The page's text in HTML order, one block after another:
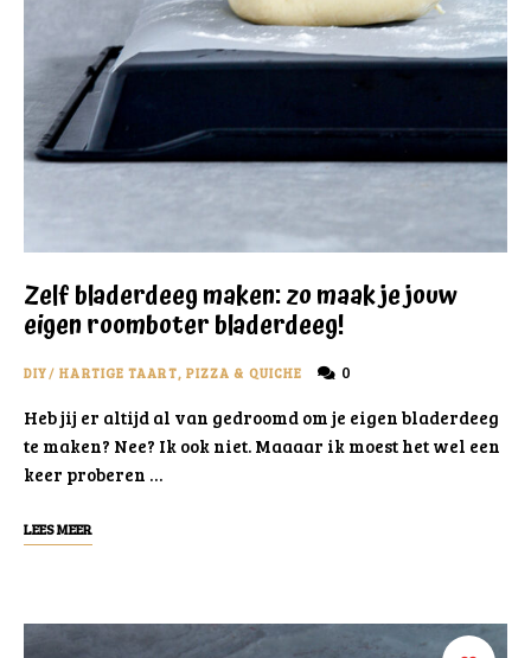
Zelf bladerdeeg maken: zo maak je jouw
eigen roomboter bladerdeeg!
DIY/ HARTIGE TAART, PIZZA & QUICHE 0
Heb jij er altijd al van gedroomd om je eigen bladerdeeg
te maken? Nee? Ik ook niet. Maaaar ik moest het wel een
keer proberen …
LEES MEER